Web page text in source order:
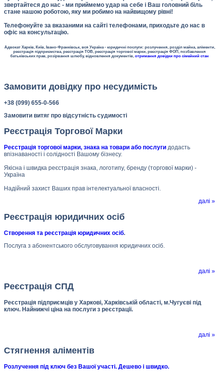
звертайтеся до нас - ми приймемо удар на себе і Ваш головний біль
стане нашою роботою, яку ми робимо на найвищому рівні!
Телефонуйте за вказаними на сайті телефонами, приходьте до нас в
офіс на консультацію.
Адвокат Харків, Київ, Івано-Франківськ, вся Україна - юридичні послуги: розлучення, розділ майна, аліменти,
реєстрація підприємства, реєстрація ТОВ, реєстрація торгової марки, реєстрація ФОП, позбавлення
батьківських прав, розірвання шлюбу, відновлення документів, отримання довідки про сімейний стан
Замовити довідку про несудимість
+38 (099) 655-0-566
Замовити витяг про відсутність судимості
Реєстрація Торгової Марки
Реєстрація торгової марки, знака на товари або послуги додасть
впізнаваності і солідності Вашому бізнесу.
Якісна і швидка реєстрація знака, логотипу, бренду (торгової марки) -
Україна
Надійний захист Ваших прав інтелектуальної власності.
далі »
Реєстрація юридичних осіб
Створення та реєстрація юридичних осіб.
Послуга з абонентського обслуговування юридичних осіб.
далі »
Реєстрація СПД
Реєстрація підприємців у Харкові, Харківській області, м.Чугуєві під
ключ. Найнижчі ціна на послуги з реєстрації.
далі »
Стягнення аліментів
Розлучення під ключ без Вашої участі. Дешево і швидко.